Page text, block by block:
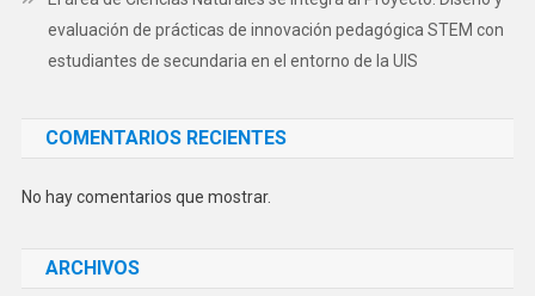
evaluación de prácticas de innovación pedagógica STEM con
estudiantes de secundaria en el entorno de la UIS
COMENTARIOS RECIENTES
No hay comentarios que mostrar.
ARCHIVOS